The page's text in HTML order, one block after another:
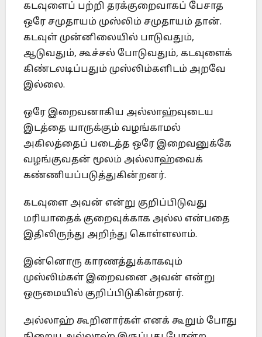
கடவுளைப் பற்றி தரக்குறைவாகப் பேசாத
ஒரே சமுதாயம் முஸ்லிம் சமுதாயம் தான்.
கடவுள் முன்னிலையில் பாடுவதும்,
ஆடுவதும், கூச்சல் போடுவதும், கடவுளைக்
கிண்டலடிப்பதும் முஸ்லிம்களிடம் அறவே
இல்லை.
ஒரே இறைவனாகிய அல்லாஹ்வுடைய
இடத்தை யாருக்கும் வழங்காமல்
அகிலத்தைப் படைத்த ஒரே இறைவனுக்கே
வழங்குவதன் மூலம் அல்லாஹ்வைக்
கண்ணியப்படுத்துகின்றனர்.
கடவுளை அவன் என்று குறிப்பிடுவது
மரியாதைக் குறைவுக்காக அல்ல என்பதை
இதிலிருந்து அறிந்து கொள்ளலாம்.
இன்னொரு காரணத்துக்காகவும்
முஸ்லிம்கள் இறைவனை அவன் என்று
ஒருமையில் குறிப்பிடுகின்றனர்.
அல்லாஹ் கூறினார்கள் எனக் கூறும் போது